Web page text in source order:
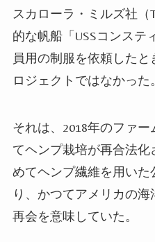
スカローラ・ミルズ社（
的な帆船「USSコンステ
員用の制服を依頼した
ロジェクトではなかった。
それは、2018年のファ
てヘンプ栽培が再合法
めてヘンプ繊維を用い
り、かつてアメリカの
再会を意味していた。